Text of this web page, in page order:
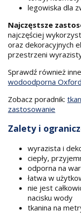
legowiska dla
Najczęstsze
najczęściej
oraz dekoracyjnych
przestrzeni
Sprawdź również
wodoodporna Oxford
Zobacz poradnik:
zastosowanie
Zalety i
wyrazista i
ciepły,
odporna na
łatwa w
nie jest
nacisku wody
tkanina na